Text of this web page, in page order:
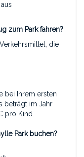
zum Park fahren?
die
bei Ihrem ersten
beträgt im Jahr
pro Kind.
Park buchen?